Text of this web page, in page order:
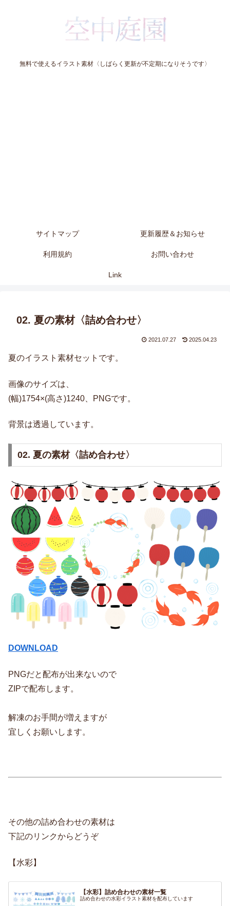
無料で使えるイラスト素材〈しばらく更新が不定期になりそうです〉
サイトマップ 更新履歴＆お知らせ
利用規約 お問い合わせ
Link
02. 夏の素材〈詰め合わせ〉
2021.07.27 2025.04.23
夏のイラスト素材セットです。
画像のサイズは、
(幅)1754×(高さ)1240、PNGです。
背景は透過しています。
02. 夏の素材〈詰め合わせ〉
DOWNLOAD
PNGだと配布が出来ないので
ZIPで配布します。
解凍のお手間が増えますが
宜しくお願いします。
その他の詰め合わせの素材は
下記のリンクからどうぞ
【水彩】
【水彩】詰め合わせの素材一覧
詰め合わせの水彩イラスト素材を配布しています